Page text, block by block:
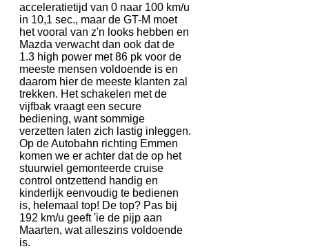
acceleratietijd van 0 naar 100 km/u
in 10,1 sec., maar de GT-M moet
het vooral van z'n looks hebben en
Mazda verwacht dan ook dat de
1.3 high power met 86 pk voor de
meeste mensen voldoende is en
daarom hier de meeste klanten zal
trekken. Het schakelen met de
vijfbak vraagt een secure
bediening, want sommige
verzetten laten zich lastig inleggen.
Op de Autobahn richting Emmen
komen we er achter dat de op het
stuurwiel gemonteerde cruise
control ontzettend handig en
kinderlijk eenvoudig te bedienen
is, helemaal top! De top? Pas bij
192 km/u geeft 'ie de pijp aan
Maarten, wat alleszins voldoende
is.